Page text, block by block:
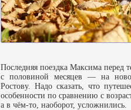
Последняя поездка Максима перед
с половиной месяцев — на
Ростову. Надо сказать, что
особенности по сравнению с
а в чём-то, наоборот, усложнились.